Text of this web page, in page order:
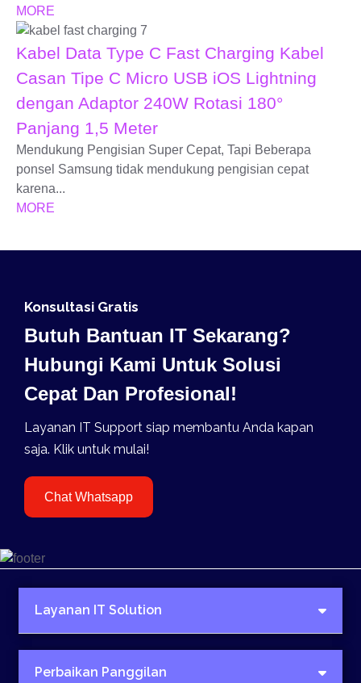
MORE
Kabel Data Type C Fast Charging Kabel
Casan Tipe C Micro USB iOS Lightning
dengan Adaptor 240W Rotasi 180°
Panjang 1,5 Meter
Mendukung Pengisian Super Cepat, Tapi Beberapa
ponsel Samsung tidak mendukung pengisian cepat
karena...
MORE
Konsultasi Gratis
Butuh Bantuan IT Sekarang?
Hubungi Kami Untuk Solusi
Cepat Dan Profesional!
Layanan IT Support siap membantu Anda kapan
saja. Klik untuk mulai!
Chat Whatsapp
Layanan IT Solution
Perbaikan Panggilan